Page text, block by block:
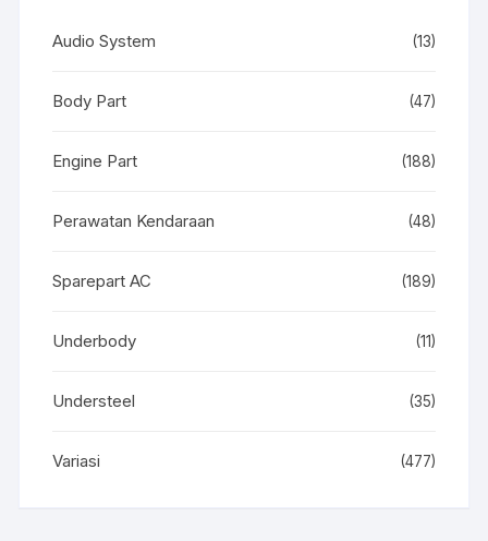
Audio System (13)
Body Part (47)
Engine Part (188)
Perawatan Kendaraan (48)
Sparepart AC (189)
Underbody (11)
Understeel (35)
Variasi (477)